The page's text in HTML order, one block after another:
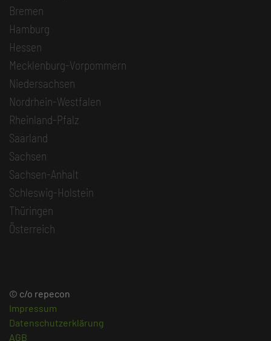
Bremen
Hamburg
Hessen
Mecklenburg-Vorpommern
Niedersachsen
Nordrhein-Westfalen
Rheinland-Pfalz
Saarland
Sachsen
Sachsen-Anhalt
Schleswig-Holstein
Thüringen
Österreich
© c/o repecon
Impressum
Datenschutzerklärung
AGB